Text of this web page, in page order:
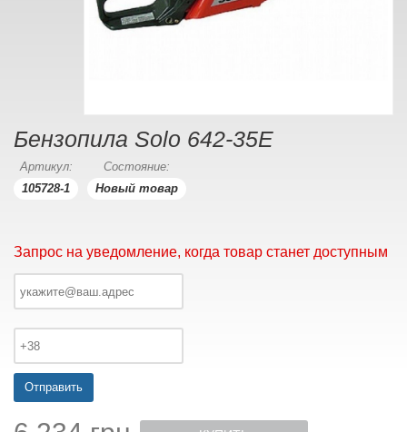
Бензопила Solo 642-35E
Артикул:
105728-1
Состояние:
Новый товар
Запрос на уведомление, когда товар станет доступным
Отправить